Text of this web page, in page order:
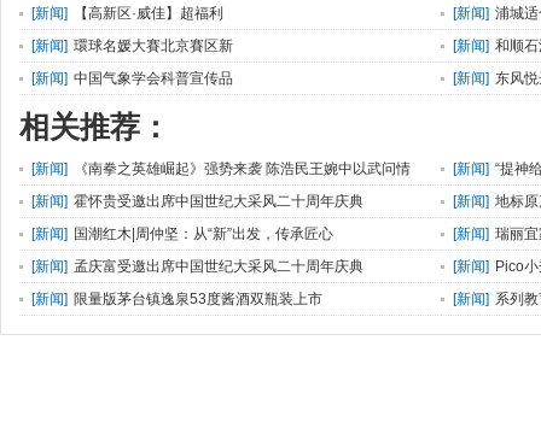
[新闻] 【高新区·威佳】超福利 [新闻] 浦城
[新闻] 環球名媛大賽北京賽区新 [新闻] 和顺
[新闻] 中国气象学会科普宣传品 [新闻] 东风
相关推荐：
[新闻] 《南拳之英雄崛起》强势来袭 陈浩民王婉中以武问情 [新闻] “提神
[新闻] 霍怀贵受邀出席中国世纪大采风二十周年庆典 [新闻] 地标
[新闻] 国潮红木|周仲坚：从“新”出发，传承匠心 [新闻] 瑞丽
荼！
[新闻] 孟庆富受邀出席中国世纪大采风二十周年庆典 [新闻] Pico
[新闻] 限量版茅台镇逸泉53度酱酒双瓶装上市 [新闻] 系列